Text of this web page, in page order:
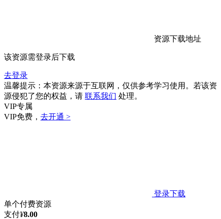
资源下载地址
该资源需登录后下载
去登录
温馨提示：本资源来源于互联网，仅供参考学习使用。若该资
源侵犯了您的权益，请 联系我们 处理。
VIP专属
VIP免费， 去开通 >
登录下载
单个付费资源
支付¥8.00